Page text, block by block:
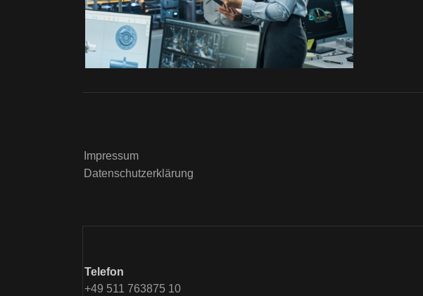
Impressum
Datenschutzerklärung
Telefon
+49 511 763875 10